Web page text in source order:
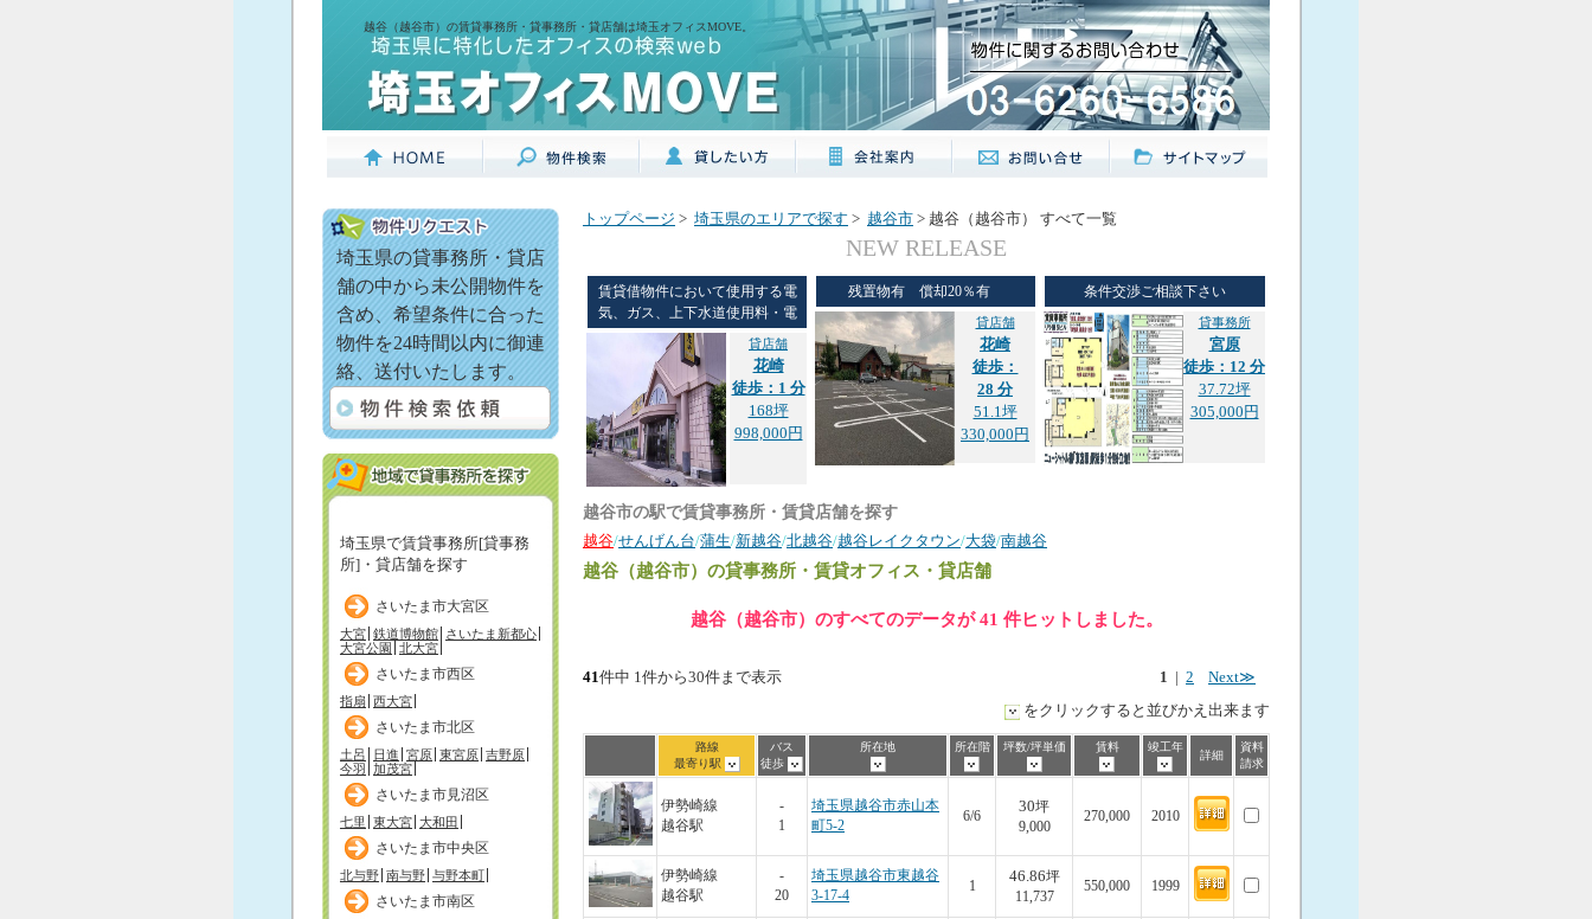
越谷（越谷市）の賃貸事務所・貸事務所・貸店舗は埼玉オフィスMOVE。
埼玉県の貸事務所・貸店
舗の中から未公開物件を
含め、希望条件に合った
物件を24時間以内に御連
絡、送付いたします。
埼玉県で賃貸事務所[貸事務
所]・貸店舗を探す
さいたま市大宮区
大宮 鉄道博物館 さいたま新都心
大宮公園
北大宮
さいたま市西区
指扇 西大宮
さいたま市北区
土呂 日進 宮原 東宮原 吉野原
今羽 加茂宮
さいたま市見沼区
七里 東大宮 大和田
さいたま市中央区
北与野 南与野 与野本町
さいたま市南区
トップページ > 埼玉県のエリアで探す > 越谷市 > 越谷（越谷市） すべて一覧
NEW RELEASE
賃貸借物件において使用する電
気、ガス、上下水道使用料・電
貸店舗
花崎
徒歩：1 分
168坪
998,000円
残置物有 償却20％有
貸店舗
花崎
徒歩：
28 分
51.1坪
330,000円
条件交渉ご相談下さい
貸事務所
宮原
徒歩：12 分
37.72坪
305,000円
越谷市の駅で賃貸事務所・賃貸店舗を探す
越谷/せんげん台/蒲生/新越谷/北越谷/越谷レイクタウン/大袋/南越谷
越谷（越谷市） の貸事務所・賃貸オフィス・貸店舗
越谷（越谷市）のすべてのデータが 41 件ヒットしました。
1 2 Next≫
41件中 1件から30件まで表示
をクリックすると並びかえ出来ます
路線
最寄り駅
バス
徒歩
所在地 所在階 坪数/坪単価 賃料 竣工年
詳細
資料
請求
伊勢崎線
越谷駅
-
1
埼玉県越谷市赤山本
町5-2
6/6
30坪
9,000
270,000 2010
伊勢崎線
越谷駅
-
20
埼玉県越谷市東越谷
3-17-4
1
46.86坪
11,737
550,000 1999